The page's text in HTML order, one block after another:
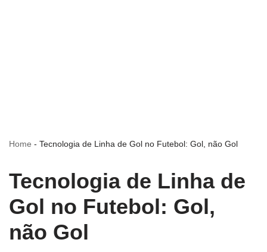
Home - Tecnologia de Linha de Gol no Futebol: Gol, não Gol
Tecnologia de Linha de
Gol no Futebol: Gol,
não Gol